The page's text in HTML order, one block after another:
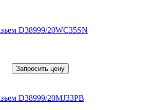
D38999/20WC35SN
Запросить цену
D38999/20MJ33PB